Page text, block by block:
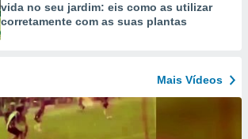
vida no seu jardim: eis como as utilizar
corretamente com as suas plantas
Mais Vídeos